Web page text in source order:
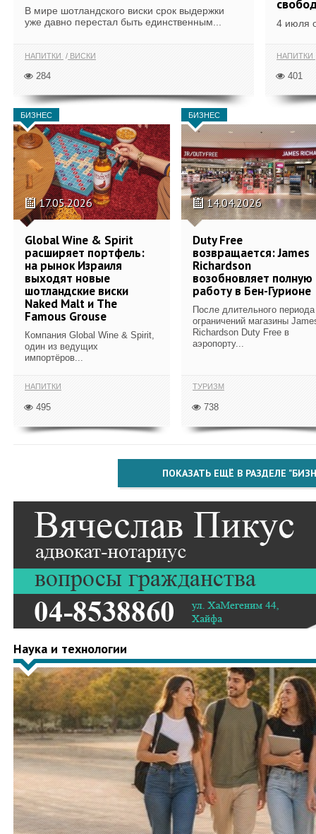
В мире шотландского виски срок выдержки
уже давно перестал быть единственным...
НАПИТКИ ВИСКИ
284
4 июля
НАПИТКИ
401
БИЗНЕС
17.05.2026
Global Wine & Spirit
расширяет портфель:
на рынок Израиля
выходят новые
шотландские виски
Naked Malt и The
Famous Grouse
Компания Global Wine & Spirit,
один из ведущих
импортёров...
НАПИТКИ
495
БИЗНЕС
14.04.2026
Duty Free
возвращается: James
Richardson
возобновляет полную
работу в Бен-Гурионе
После длительного периода
ограничений магазины
Richardson Duty Free в
аэропорту...
ТУРИЗМ
738
ПОКАЗАТЬ ЕЩЁ В РАЗДЕЛЕ
Наука и технологии